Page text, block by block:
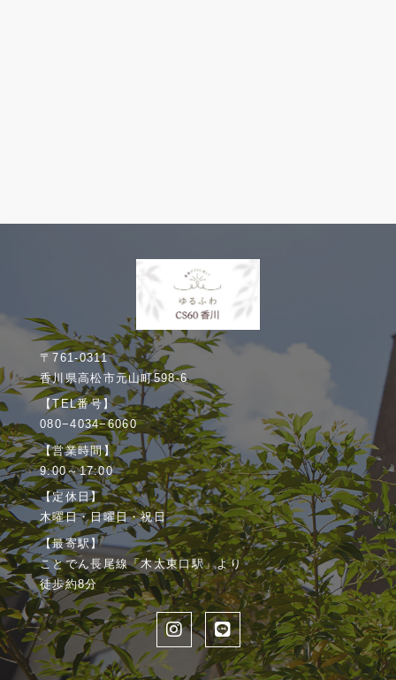
〒761-0311
香川県高松市元山町598-6
【TEL番号】
080−4034−6060
【営業時間】
9:00～17:00
【定休日】
木曜日・日曜日・祝日
【最寄駅】
ことでん長尾線「木太東口駅」より
徒歩約8分